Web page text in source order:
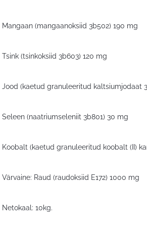
Mangaan (mangaanoksiid 3b502) 190 mg
Tsink (tsinkoksiid 3b603) 120 mg
Jood (kaetud granuleeritud kaltsiumjodaat
Seleen (naatriumseleniit 3b801) 30 mg
Koobalt (kaetud granuleeritud koobalt (II)
Värvaine: Raud (raudoksiid E172) 1000 mg
Netokaal: 10kg.